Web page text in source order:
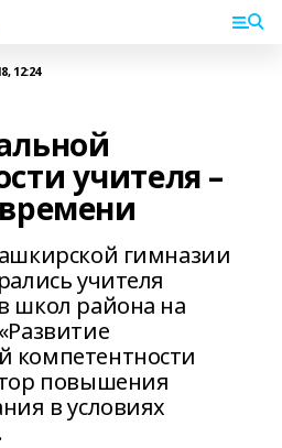
12:24
учителя –
гимназии
учителя
школ района на
компетентности
повышения
в условиях